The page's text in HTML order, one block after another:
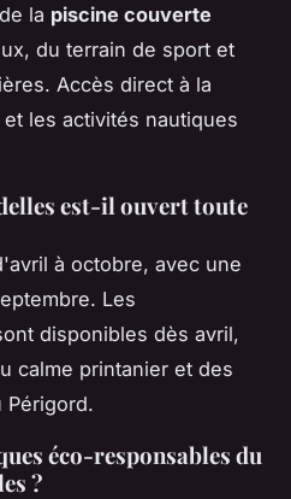
la piscine couverte
du terrain de sport et
Accès direct à la
les activités nautiques
est-il ouvert toute
à octobre, avec une
Les
disponibles dès avril,
calme printanier et des
Périgord.
éco-responsables du
?